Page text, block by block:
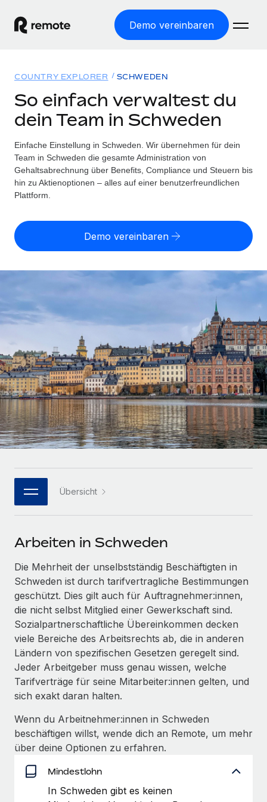
Demo vereinbaren
WELTWEITE BESCHÄFTIGUNG
Globale Payroll
Einfache, rechtssicher Payroll
Employer of Record
Weltweites Wachstum ohne Kosten für Niederlassungen
Contractor of Record
Rechtssichere, weltweite Arbeit mit Freelancer:innen
Globales Onboarding und Verwalten von
PEO
Auslagern von komplexen HR-Aufgaben
INFRASTRUKTUR
Remote Embedded
Nahtlose Integration der HR in bestehende Abläufe
Plattform
Integrierte HR-Kernfunktionen für dein Team
MCP
Integrationen
Tools
DIENSTLEISTUNGEN
Frag unsere Expert:innen
Hilfe von Expert:innen für globale HR & Compliance
Background-Checks
Einfacheres Bewerber:innen-Screening
Compliance Watchtower
Lückenlose Compliance
Geräteverwaltung
Globale Bereitstellung und Verfolgung von IT-
Geräten
Gründung von Niederlassungen
Schnelle, rechtssichere Gründung von
Lösungen
WELTWEITE ABDECKUNG
Country Explorer
Länderspezifische Unterstützung bei der Einstellung
Einfache Einstellung in allen US-Bundesstaaten
WACHSTUMSPHASE
Startups
Agile HR- und Payroll-Lösungen für wachsende
Unternehmen
Mittelstand
Maßgeschneiderte HR-Lösungen, um Teams zu
vergrößern
Enterprise
Globale HR für Konzerne und Großunternehmen
PARTNER WERDEN
Flexible Einbettung von Global-HR-Funktionen in deine
Entdecke die Möglichkeiten einer Partnerschaft
Remote Build
Demnächst verfügbar
Beratung zu Integrationen und KI-Automatisierung
So hat der KI-Vorreiter Weaviate sein Team mit
Remote um 120 % vergrößert
Open-Source-Infrastrukturen. Das...
Mehr erfahren
Reverse Tech und Remote für Contractor
Ressourcen
TOOLS UND RECHNER
Scheinselbstständigkeitsrisiko berechnen
Personalkostenrechner
Informationen zu möglichen Währungen und
Abwicklungsfristen für globale Freelancer:innen
LERNEN MIT REMOTE
Forschung und Leitfäden
Fallstudien
HR-Glossar
Bibliothek für Stellenbeschreibungen
Webinare
Events
Newsroom
Informationen zu Gehältern und Qualifikationen
Insights Center
Hol dir Unterstützung
Alle Ressourcen anzeigen
BLOG
Globale Payroll
EOR und PEO
Contractor Management
Steuern
Preise
Français
Deutsch
Español
Italiano
Português (Portugal)
한국어
Anmelden
COUNTRY EXPLORER SCHWEDEN
So einfach verwaltest du
dein Team in Schweden
Einfache Einstellung in Schweden. Wir übernehmen für dein
Team in Schweden die gesamte Administration von
Gehaltsabrechnung über Benefits, Compliance und Steuern bis
hin zu Aktienoptionen – alles auf einer benutzerfreundlichen
Plattform.
Demo vereinbaren
Übersicht
Arbeiten in Schweden
Die Mehrheit der unselbstständig Beschäftigten in
Schweden ist durch tarifvertragliche Bestimmungen
geschützt. Dies gilt auch für Auftragnehmer:innen,
die nicht selbst Mitglied einer Gewerkschaft sind.
Sozialpartnerschaftliche Übereinkommen decken
viele Bereiche des Arbeitsrechts ab, die in anderen
Ländern von spezifischen Gesetzen geregelt sind.
Jeder Arbeitgeber muss genau wissen, welche
Tarifverträge für seine Mitarbeiter:innen gelten, und
sich exakt daran halten.
Wenn du Arbeitnehmer:innen in Schweden
beschäftigen willst, wende dich an Remote, um mehr
über deine Optionen zu erfahren.
Mindestlohn
In Schweden gibt es keinen